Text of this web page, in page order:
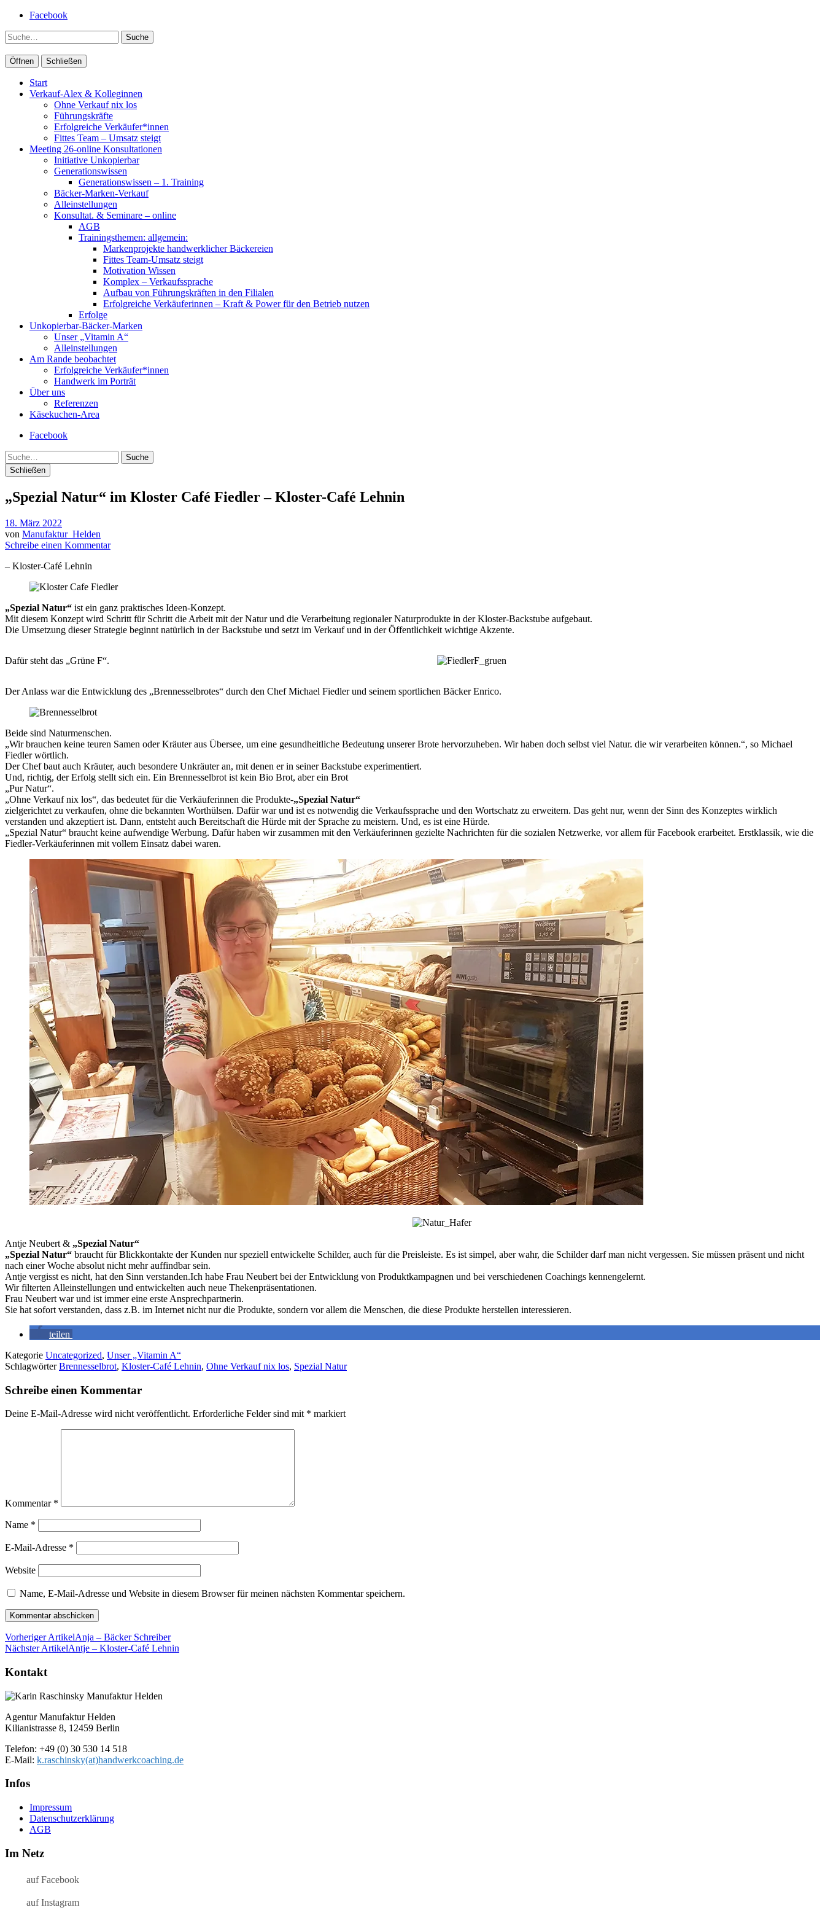
Facebook
Suche
Öffnen Schließen
Start
Verkauf-Alex & Kolleginnen
Ohne Verkauf nix los
Führungskräfte
Erfolgreiche Verkäufer*innen
Fittes Team – Umsatz steigt
Meeting 26-online Konsultationen
Initiative Unkopierbar
Generationswissen
Generationswissen – 1. Training
Bäcker-Marken-Verkauf
Alleinstellungen
Konsultat. & Seminare – online
AGB
Trainingsthemen: allgemein:
Markenprojekte handwerklicher Bäckereien
Fittes Team-Umsatz steigt
Motivation Wissen
Komplex – Verkaufssprache
Aufbau von Führungskräften in den Filialen
Erfolgreiche Verkäuferinnen – Kraft & Power für den Betrieb nutzen
Erfolge
Unkopierbar-Bäcker-Marken
Unser „Vitamin A“
Alleinstellungen
Am Rande beobachtet
Erfolgreiche Verkäufer*innen
Handwerk im Porträt
Über uns
Referenzen
Käsekuchen-Area
Facebook
Suche
Schließen
„Spezial Natur“ im Kloster Café Fiedler – Kloster-Café Lehnin
18. März 2022
von Manufaktur_Helden
Schreibe einen Kommentar
– Kloster-Café Lehnin
„Spezial Natur“ ist ein ganz praktisches Ideen-Konzept.
Mit diesem Konzept wird Schritt für Schritt die Arbeit mit der Natur und die Verarbeitung regionaler Naturprodukte in der Kloster-Backstube aufgebaut.
Die Umsetzung dieser Strategie beginnt natürlich in der Backstube und setzt im Verkauf und in der Öffentlichkeit wichtige Akzente.
Dafür steht das „Grüne F“.
Der Anlass war die Entwicklung des „Brennesselbrotes“ durch den Chef Michael Fiedler und seinem sportlichen Bäcker Enrico.
Beide sind Naturmenschen.
„Wir brauchen keine teuren Samen oder Kräuter aus Übersee, um eine gesundheitliche Bedeutung unserer Brote hervorzuheben. Wir haben doch selbst viel Natur. die wir verarbeiten können.“, so Michael
Fiedler wörtlich.
Der Chef baut auch Kräuter, auch besondere Unkräuter an, mit denen er in seiner Backstube experimentiert.
Und, richtig, der Erfolg stellt sich ein. Ein Brennesselbrot ist kein Bio Brot, aber ein Brot
„Pur Natur“.
„Ohne Verkauf nix los“, das bedeutet für die Verkäuferinnen die Produkte-„Spezial Natur“
zielgerichtet zu verkaufen, ohne die bekannten Worthülsen. Dafür war und ist es notwendig die Verkaufssprache und den Wortschatz zu erweitern. Das geht nur, wenn der Sinn des Konzeptes wirklich
verstanden und akzeptiert ist. Dann, entsteht auch Bereitschaft die Hürde mit der Sprache zu meistern. Und, es ist eine Hürde.
„Spezial Natur“ braucht keine aufwendige Werbung. Dafür haben wir zusammen mit den Verkäuferinnen gezielte Nachrichten für die sozialen Netzwerke, vor allem für Facebook erarbeitet. Erstklassik, wie die
Fiedler-Verkäuferinnen mit vollem Einsatz dabei waren.
Antje Neubert & „Spezial Natur“
„Spezial Natur“ braucht für Blickkontakte der Kunden nur speziell entwickelte Schilder, auch für die Preisleiste. Es ist simpel, aber wahr, die Schilder darf man nicht vergessen. Sie müssen präsent und nicht
nach einer Woche absolut nicht mehr auffindbar sein.
Antje vergisst es nicht, hat den Sinn verstanden.Ich habe Frau Neubert bei der Entwicklung von Produktkampagnen und bei verschiedenen Coachings kennengelernt.
Wir filterten Alleinstellungen und entwickelten auch neue Thekenpräsentationen.
Frau Neubert war und ist immer eine erste Ansprechpartnerin.
Sie hat sofort verstanden, dass z.B. im Internet nicht nur die Produkte, sondern vor allem die Menschen, die diese Produkte herstellen interessieren.
teilen
Kategorie Uncategorized, Unser „Vitamin A“
SchlagwörterBrennesselbrot, Kloster-Café Lehnin, Ohne Verkauf nix los, Spezial Natur
Schreibe einen Kommentar
Deine E-Mail-Adresse wird nicht veröffentlicht. Erforderliche Felder sind mit * markiert
Kommentar *
Name *
E-Mail-Adresse *
Website
Name, E-Mail-Adresse und Website in diesem Browser für meinen nächsten Kommentar speichern.
Vorheriger ArtikelAnja – Bäcker Schreiber
Nächster ArtikelAntje – Kloster-Café Lehnin
Kontakt
Agentur Manufaktur Helden
Kilianistrasse 8, 12459 Berlin
Telefon: +49 (0) 30 530 14 518
E-Mail: k.raschinsky(at)handwerkcoaching.de
Infos
Impressum
Datenschutz­erklärung
AGB
Im Netz
auf Facebook
auf Instagram